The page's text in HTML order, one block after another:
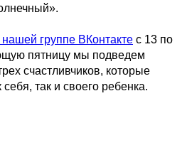
нашей группе ВКонтакте с 13 по
пятницу мы подведем
счастливчиков, которые
так и своего ребенка.